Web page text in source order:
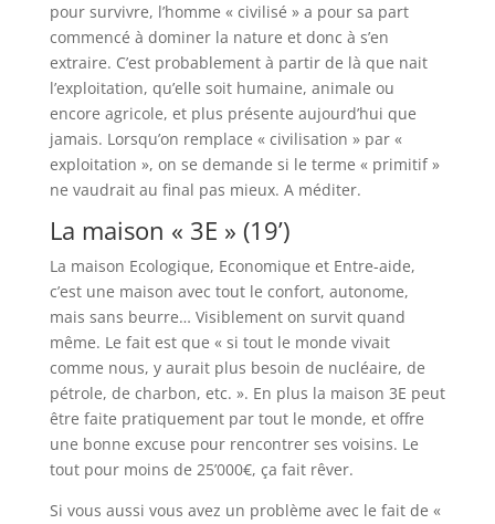
pour survivre, l’homme « civilisé » a pour sa part
commencé à dominer la nature et donc à s’en
extraire. C’est probablement à partir de là que nait
l’exploitation, qu’elle soit humaine, animale ou
encore agricole, et plus présente aujourd’hui que
jamais. Lorsqu’on remplace « civilisation » par «
exploitation », on se demande si le terme « primitif »
ne vaudrait au final pas mieux. A méditer.
La maison « 3E » (19’)
La maison Ecologique, Economique et Entre-aide,
c’est une maison avec tout le confort, autonome,
mais sans beurre… Visiblement on survit quand
même. Le fait est que « si tout le monde vivait
comme nous, y aurait plus besoin de nucléaire, de
pétrole, de charbon, etc. ». En plus la maison 3E peut
être faite pratiquement par tout le monde, et offre
une bonne excuse pour rencontrer ses voisins. Le
tout pour moins de 25’000€, ça fait rêver.
Si vous aussi vous avez un problème avec le fait de «